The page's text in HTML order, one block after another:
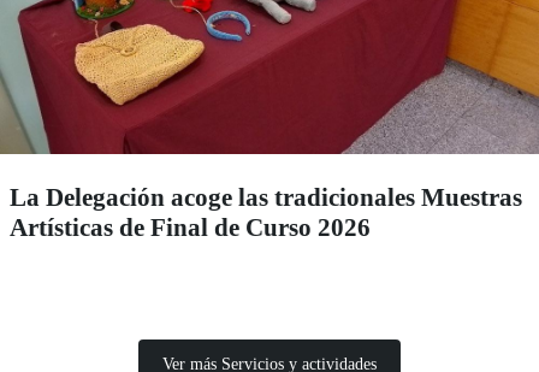
La Delegación acoge las tradicionales Muestras
Artísticas de Final de Curso 2026
Ver más Servicios y actividades